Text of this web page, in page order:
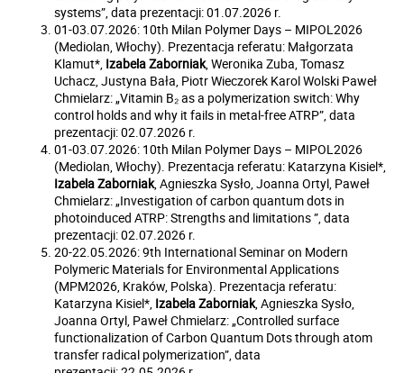
systems”, data prezentacji: 01.07.2026 r.
01-03.07.2026: 10th Milan Polymer Days – MIPOL2026
(Mediolan, Włochy). Prezentacja referatu: Małgorzata
Klamut*, Izabela Zaborniak, Weronika Zuba, Tomasz
Uchacz, Justyna Bała, Piotr Wieczorek Karol Wolski Paweł
Chmielarz: „Vitamin B₂ as a polymerization switch: Why
control holds and why it fails in metal-free ATRP”, data
prezentacji: 02.07.2026 r.
01-03.07.2026: 10th Milan Polymer Days – MIPOL2026
(Mediolan, Włochy). Prezentacja referatu: Katarzyna Kisiel*,
Izabela Zaborniak, Agnieszka Sysło, Joanna Ortyl, Paweł
Chmielarz: „Investigation of carbon quantum dots in
photoinduced ATRP: Strengths and limitations ”, data
prezentacji: 02.07.2026 r.
20-22.05.2026: 9th International Seminar on Modern
Polymeric Materials for Environmental Applications
(MPM2026, Kraków, Polska). Prezentacja referatu:
Katarzyna Kisiel*, Izabela Zaborniak, Agnieszka Sysło,
Joanna Ortyl, Paweł Chmielarz: „Controlled surface
functionalization of Carbon Quantum Dots through atom
transfer radical polymerization”, data